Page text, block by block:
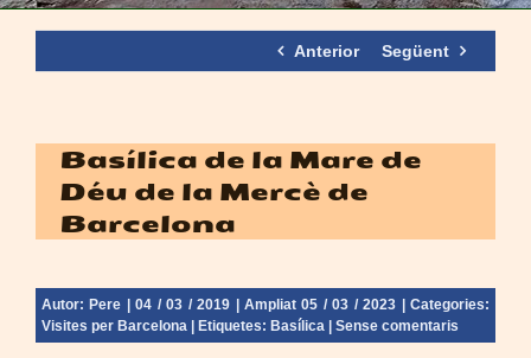
Anterior Següent
Basílica de la Mare de
Déu de la Mercè de
Barcelona
Autor: Pere | 04 / 03 / 2019 | Ampliat 05 / 03 / 2023 | Categories:
Visites per Barcelona | Etiquetes: Basílica Sense comentaris